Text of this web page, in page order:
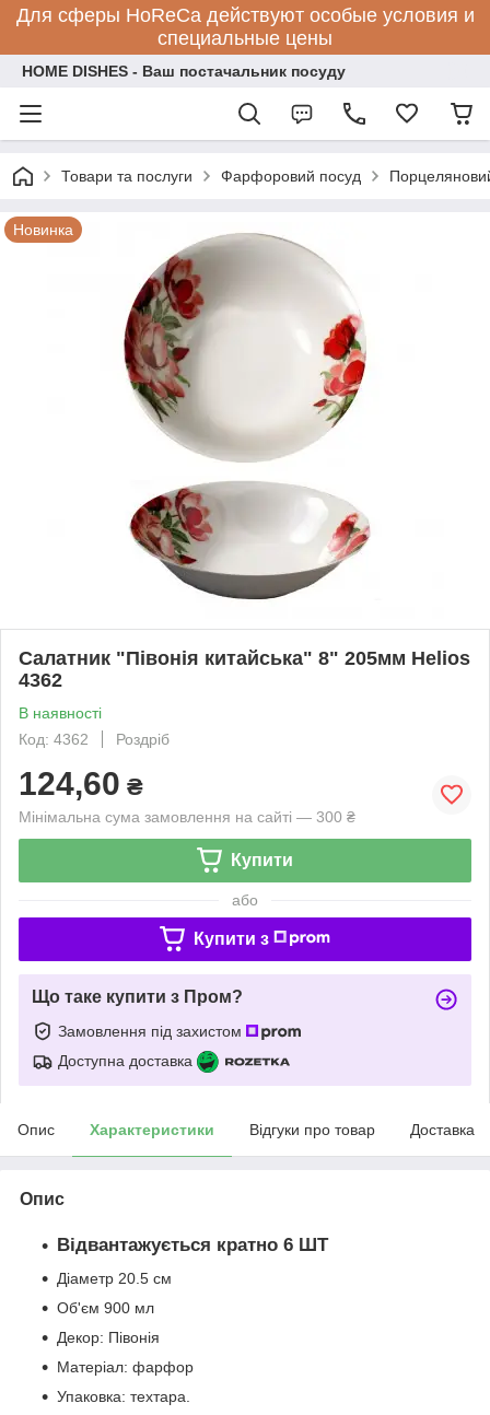
Для сферы HoReCa действуют особые условия и
специальные цены
HOME DISHES - Ваш постачальник посуду
Товари та послуги Фарфоровий посуд
Новинка
Салатник "Півонія китайська" 8" 205мм Helios
4362
В наявності
Код: 4362
Роздріб
124,60 ₴
Мінімальна сума замовлення на сайті — 300 ₴
Купити
або
Купити з
Що таке купити з Пром?
Замовлення під захистом
Доступна доставка
Опис Характеристики Відгуки про товар Доставка
Опис
Відвантажується кратно 6 ШТ
Діаметр 20.5 см
Об'єм 900 мл
Декор: Півонія
Матеріал: фарфор
Упаковка: техтара.